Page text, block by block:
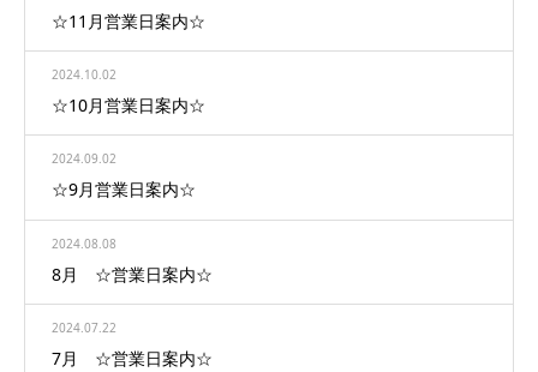
☆11月営業日案内☆
2024.10.02
☆10月営業日案内☆
2024.09.02
☆9月営業日案内☆
2024.08.08
8月 ☆営業日案内☆
2024.07.22
7月 ☆営業日案内☆